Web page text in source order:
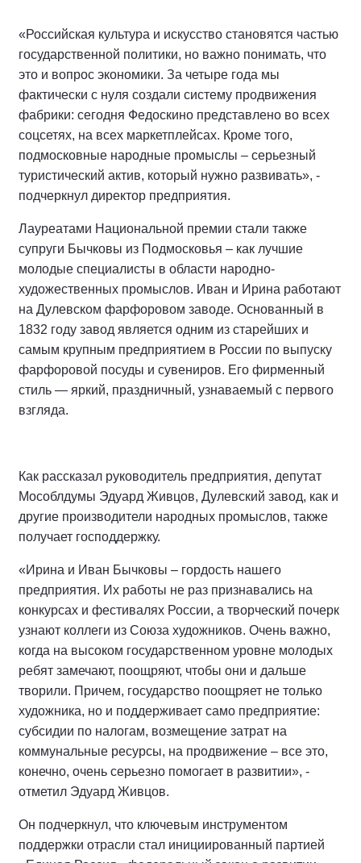
«Российская культура и искусство становятся частью
государственной политики, но важно понимать, что
это и вопрос экономики. За четыре года мы
фактически с нуля создали систему продвижения
фабрики: сегодня Федоскино представлено во всех
соцсетях, на всех маркетплейсах. Кроме того,
подмосковные народные промыслы – серьезный
туристический актив, который нужно развивать», -
подчеркнул директор предприятия.
Лауреатами Национальной премии стали также
супруги Бычковы из Подмосковья – как лучшие
молодые специалисты в области народно-
художественных промыслов. Иван и Ирина работают
на Дулевском фарфоровом заводе. Основанный в
1832 году завод является одним из старейших и
самым крупным предприятием в России по выпуску
фарфоровой посуды и сувениров. Его фирменный
стиль — яркий, праздничный, узнаваемый с первого
взгляда.
Как рассказал руководитель предприятия, депутат
Мособлдумы Эдуард Живцов, Дулевский завод, как и
другие производители народных промыслов, также
получает господдержку.
«Ирина и Иван Бычковы – гордость нашего
предприятия. Их работы не раз признавались на
конкурсах и фестивалях России, а творческий почерк
узнают коллеги из Союза художников. Очень важно,
когда на высоком государственном уровне молодых
ребят замечают, поощряют, чтобы они и дальше
творили. Причем, государство поощряет не только
художника, но и поддерживает само предприятие:
субсидии по налогам, возмещение затрат на
коммунальные ресурсы, на продвижение – все это,
конечно, очень серьезно помогает в развитии», -
отметил Эдуард Живцов.
Он подчеркнул, что ключевым инструментом
поддержки отрасли стал инициированный партией